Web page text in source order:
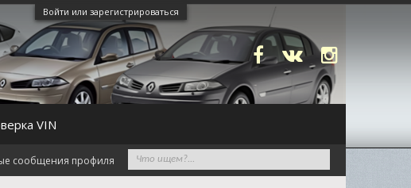
Войти или зарегистрироваться
сообщения профиля
VIN